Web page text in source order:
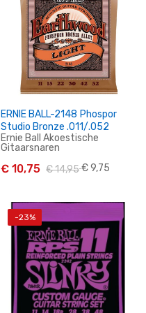
In Winkelwagen
ERNIE BALL-2148 Phospor
Studio Bronze .011/.052
Ernie Ball Akoestische
Gitaarsnaren
€ 10,75 € 14,95€ 9,75
-23%